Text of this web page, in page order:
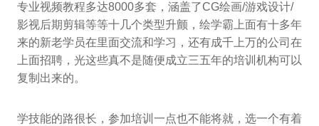
专业视频教程多达8000多套，涵盖了CG绘画/游戏设计/
影视后期剪辑等等十几个类型升颤，绘学霸上面有十多年
来的新老学员在里面交流和学习，还有成千上万的公司在
上面招聘，光这些真不是随便成立三五年的培训机构可以
复制出来的。
学技能的路很长，参加培训一点也不能将就，选一个有着